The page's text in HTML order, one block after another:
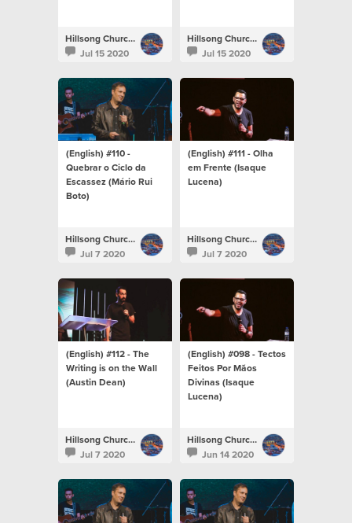
Hillsong Church Portugal
Jul 15 2020
Hillsong Church Portugal
Jul 15 2020
(English) #110 -
Quebrar o Ciclo da
Escassez (Mário Rui
Boto)
Hillsong Church Portugal
Jul 7 2020
(English) #111 - Olha
em Frente (Isaque
Lucena)
Hillsong Church Portugal
Jul 7 2020
(English) #112 - The
Writing is on the Wall
(Austin Dean)
Hillsong Church Portugal
Jul 7 2020
(English) #098 - Tectos
Feitos Por Mãos
Divinas (Isaque
Lucena)
Hillsong Church Portugal
Jun 14 2020